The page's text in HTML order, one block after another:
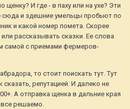
И где - в паху или на ухе? Эти
и здешние умельцы пробьют по
и какой номер помета. Скорее
рассказывать сказки. Ее слова
самой с приемами фермеров-
то стоит поискать тут. Тут
сказать, репутацией. И далеко не
А отправка щенка в дальние края
все решаемо.